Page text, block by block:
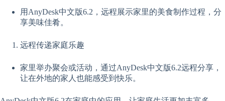
用AnyDesk中文版6.2，远程展示家里的美食制作过程，分
享美味佳肴。
远程传递家庭乐趣
家里举办聚会或活动，通过AnyDesk中文版6.2远程分享，
让在外地的家人也能感受到快乐。